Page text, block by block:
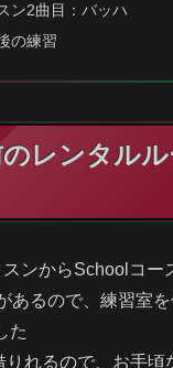
ン2曲目：バッハ
の練習
レンタル
ンからSchoolコー
あるので、練習室
た
れるので、お手頃